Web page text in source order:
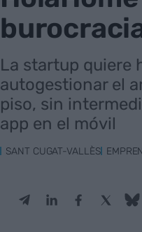
La startup quiere
autogestionar el
piso, sin
app en el móvil
SANT CUGAT-VALLÈS